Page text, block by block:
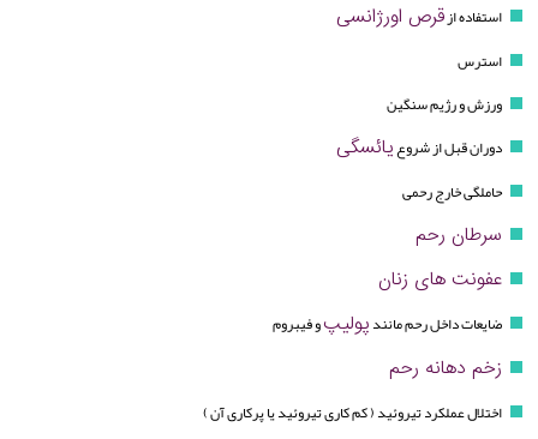
استفاده ازقرص اورژانسی
استرس
ورزش و رژیم سنگین
دوران قبل از شروعیائسگی
حاملگی خارج رحمی
سرطان رحم
عفونت های زنان
ضایعات داخل رحم مانندپولیپو فیبروم
زخم دهانه رحم
اختلال عملکرد تیروئید ( کم کاری تیروئید یا پرکاری آن )